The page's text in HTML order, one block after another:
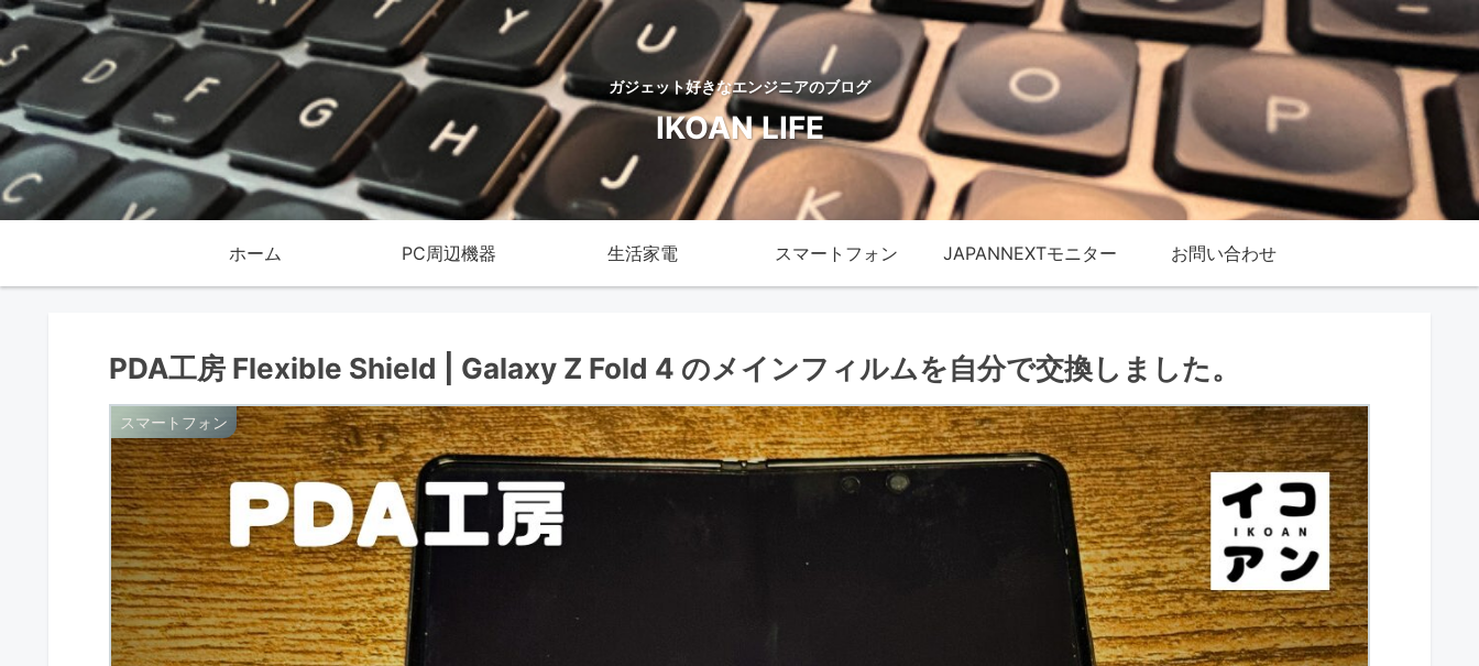
ガジェット好きなエンジニアのブログ
IKOAN LIFE
ホーム PC周辺機器 生活家電 スマートフォン JAPANNEXTモニター お問い合わせ
PDA工房 Flexible Shield | Galaxy Z Fold 4 のメインフィルムを自分で交換しました。
スマートフォン